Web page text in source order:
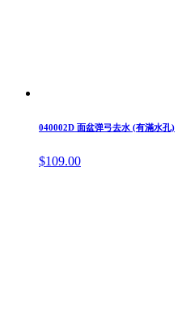
040002D 面盆弹弓去水 (有滿水孔)
$109.00